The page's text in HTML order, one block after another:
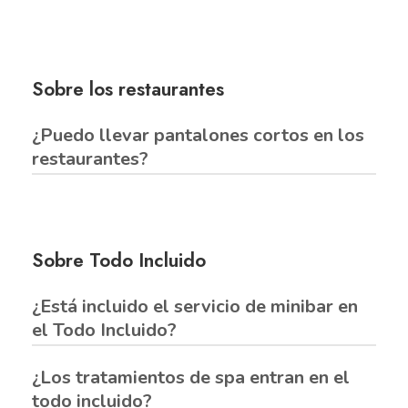
Sobre los restaurantes
¿Puedo llevar pantalones cortos en los
restaurantes?
utilizando vestimenta apropiada, acorde a un
entorno familiar. Le recomendamos el estilo smart
casual.
Sobre Todo Incluido
¿Está incluido el servicio de minibar en
el Todo Incluido?
El servicio de minibar no está incluido. Las bebidas
¿Los tratamientos de spa entran en el
todo incluido?